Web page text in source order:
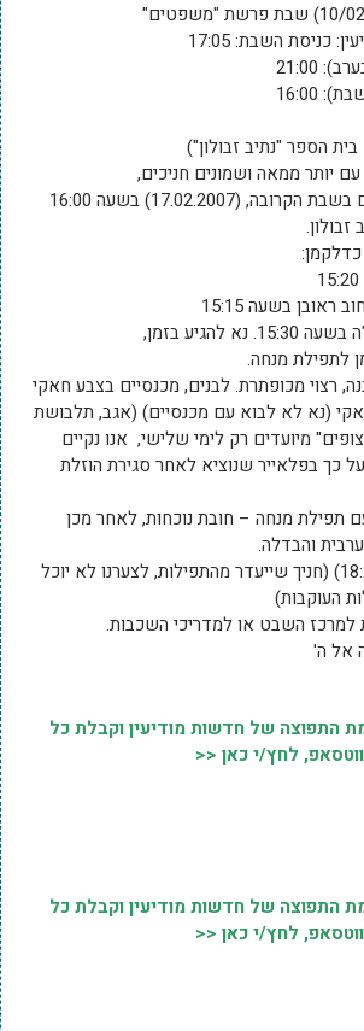
כניסת השבת: 17:05
21:00
16:00
הספר "נתיב זבולון")
יותר ממאה ושמונים חניכים,
הפעילות הבאה תתקיים בשבת הקרובה, (17.02.2007) בשעה 16:00
כדלקמן:
בשעה 15:15
להגיע בזמן,
לתפילת מנחה.
רצוי מכופתרת. לבנים, מכנסיים בצבע חאקי
(נא לא לבוא עם מכנסיים) (אגב, תלבושת
מיועדים רק לימי שלישי, אנו נקיים
כך בפלאייר שנוציא לאחר סגירת הוזלת
תפילת מנחה – חובת נוכחות, לאחר מכן
והבדלה.
סיום משוער בשעה 18:20) (חניך שייעדר מהתפילות, לצערנו לא יוכל
העוקבות)
למרכז השבט או למדריכי השכבות.
אל ה'
התפוצה של חדשות מודיעין וקבלת כל
לחץ/י כאן <<
התפוצה של חדשות מודיעין וקבלת כל
לחץ/י כאן <<